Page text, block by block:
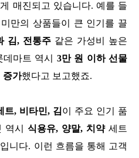
매진되고 있습니다. 예를 들
만의 상품들이 큰 인기를 끌
김, 전통주 같은 가성비 높은
마트 역시 3만 원 이하 선물
증가했다고 보고했죠.
트, 비타민, 김이 주요 인기 품
역시 식용유, 양말, 치약세트
니다. 이런 흐름을 통해 고객